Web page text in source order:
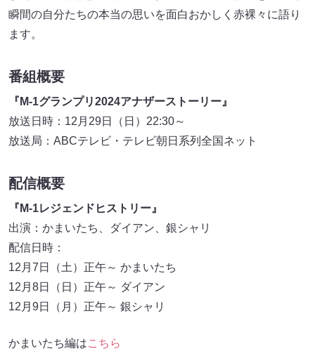
瞬間の自分たちの本当の思いを面白おかしく赤裸々に語り
ます。
番組概要
『M-1グランプリ2024アナザーストーリー』
放送日時：12月29日（日）22:30～
放送局：ABCテレビ・テレビ朝日系列全国ネット
配信概要
『M-1レジェンドヒストリー』
出演：かまいたち、ダイアン、銀シャリ
配信日時：
12月7日（土）正午～ かまいたち
12月8日（日）正午～ ダイアン
12月9日（月）正午～ 銀シャリ
かまいたち編はこちら